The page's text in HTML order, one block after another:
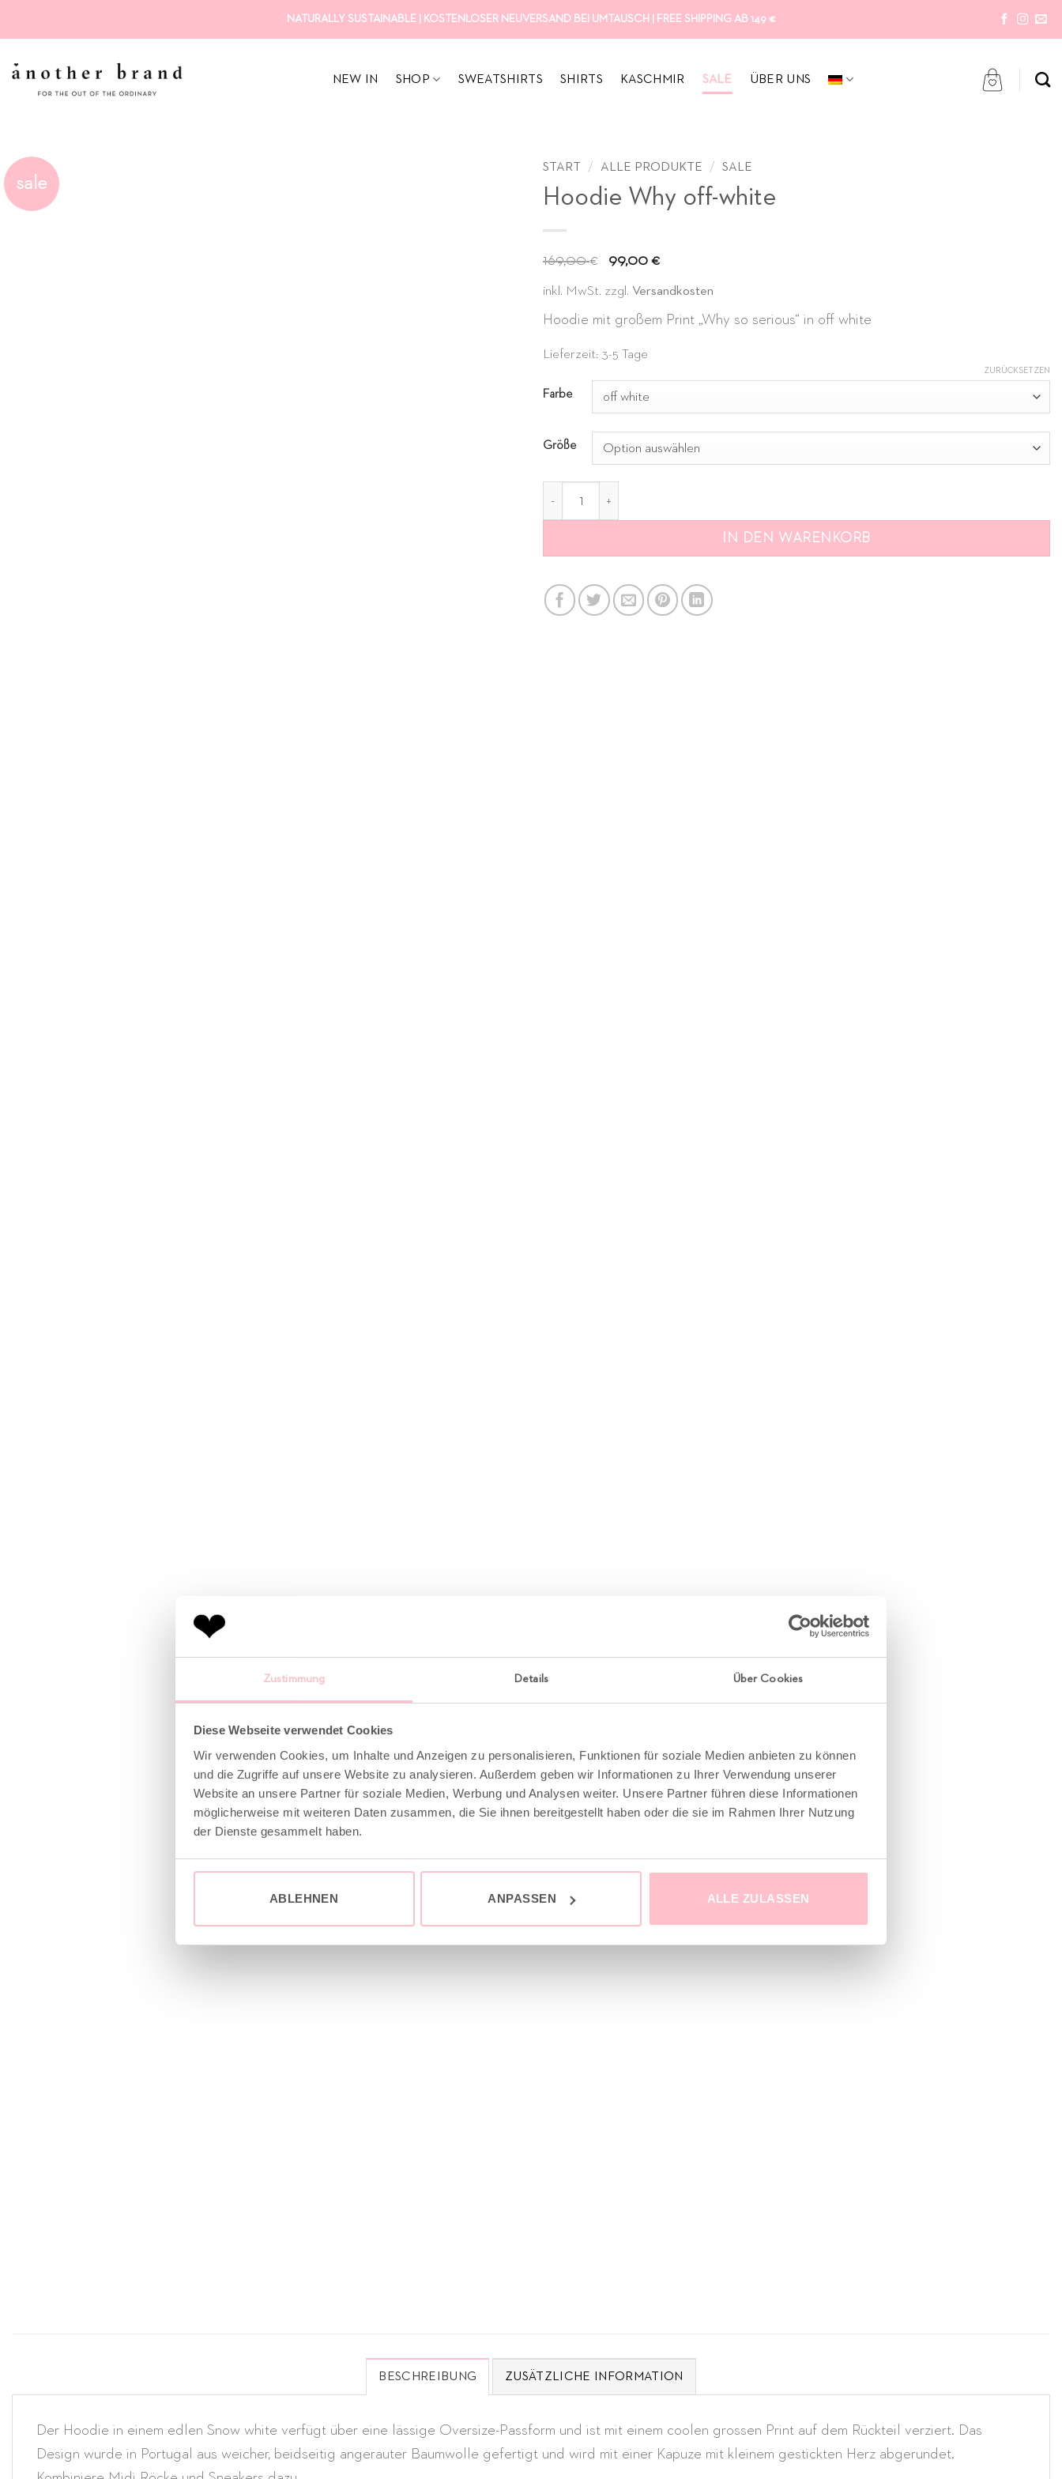
Zustimmung Details Über Cookies
Diese Webseite verwendet Cookies
Wir verwenden Cookies, um Inhalte und Anzeigen zu personalisieren, Funktionen für soziale Medien anbieten zu können
und die Zugriffe auf unsere Website zu analysieren. Außerdem geben wir Informationen zu Ihrer Verwendung unserer
Website an unsere Partner für soziale Medien, Werbung und Analysen weiter. Unsere Partner führen diese Informationen
möglicherweise mit weiteren Daten zusammen, die Sie ihnen bereitgestellt haben oder die sie im Rahmen Ihrer Nutzung
der Dienste gesammelt haben.
ABLEHNEN ANPASSEN ALLE ZULASSEN
NATURALLY SUSTAINABLE | KOSTENLOSER NEUVERSAND BEI UMTAUSCH | FREE SHIPPING AB 149 €
NEW IN SHOP SWEATSHIRTS SHIRTS KASCHMIR SALE ÜBER UNS
sale
START / ALLE PRODUKTE / SALE
Hoodie Why off-white
169,00€
Ursprünglicher
war:
169,00 €
99,00 €Aktueller
ist:
99,00 €.
inkl. MwSt. zzgl. Versandkosten
Hoodie mit großem Print „Why so serious“ in off white
Lieferzeit: 3-5 Tage
Farbe
Größe
ZURÜCKSETZEN
IN DEN WARENKORB
Alternative:
BESCHREIBUNG ZUSÄTZLICHE INFORMATION
Der Hoodie in einem edlen Snow white verfügt über eine lässige Oversize-Passform und ist mit einem coolen grossen Print auf dem Rückteil verziert. Das
Design wurde in Portugal aus weicher, beidseitig angerauter Baumwolle gefertigt und wird mit einer Kapuze mit kleinem gestickten Herz abgerundet.